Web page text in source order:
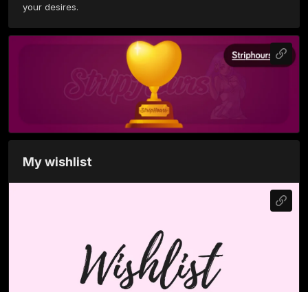
your desires.
My wishlist